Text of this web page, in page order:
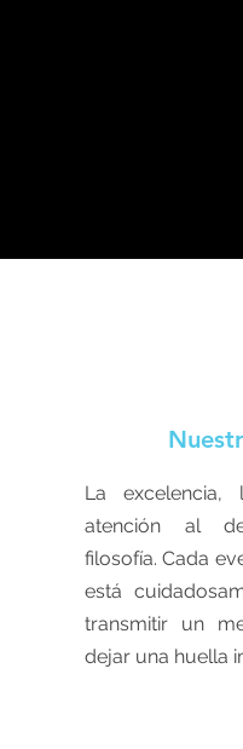
La
atención al
filosofía. Cada
está
transmitir un
dejar una huella